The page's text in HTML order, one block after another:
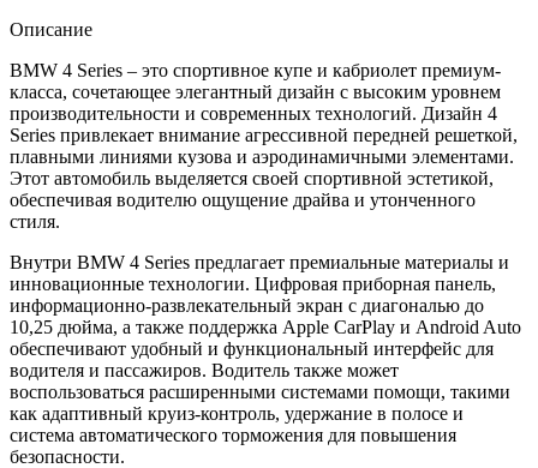
Описание
BMW 4 Series – это спортивное купе и кабриолет премиум-
класса, сочетающее элегантный дизайн с высоким уровнем
производительности и современных технологий. Дизайн 4
Series привлекает внимание агрессивной передней решеткой,
плавными линиями кузова и аэродинамичными элементами.
Этот автомобиль выделяется своей спортивной эстетикой,
обеспечивая водителю ощущение драйва и утонченного
стиля.
Внутри BMW 4 Series предлагает премиальные материалы и
инновационные технологии. Цифровая приборная панель,
информационно-развлекательный экран с диагональю до
10,25 дюйма, а также поддержка Apple CarPlay и Android Auto
обеспечивают удобный и функциональный интерфейс для
водителя и пассажиров. Водитель также может
воспользоваться расширенными системами помощи, такими
как адаптивный круиз-контроль, удержание в полосе и
система автоматического торможения для повышения
безопасности.